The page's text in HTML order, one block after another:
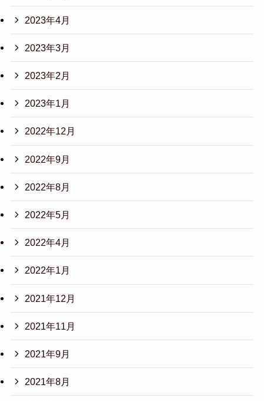
2023年4月
2023年3月
2023年2月
2023年1月
2022年12月
2022年9月
2022年8月
2022年5月
2022年4月
2022年1月
2021年12月
2021年11月
2021年9月
2021年8月